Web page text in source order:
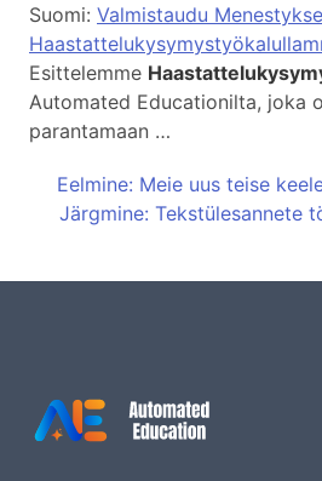
Suomi: Valmistaudu
Esittelemme
Automated Educationilta, joka
parantamaan …
Eelmine: Meie uus teise
Järgmine: Tekstülesannete